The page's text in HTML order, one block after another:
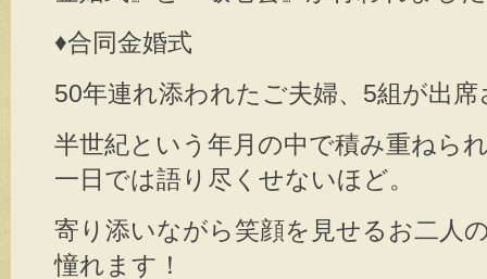
♦︎合同金婚式
50年連れ添われたご夫婦、5組が出
半世紀という年月の中で積み重ねら
一日では語り尽くせないほど。
寄り添いながら笑顔を見せるお二人
憧れます！